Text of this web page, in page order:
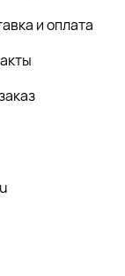
и оплата